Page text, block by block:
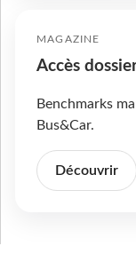
MAGAZINE
Accès
Benchmarks
Bus&Car.
Découvrir